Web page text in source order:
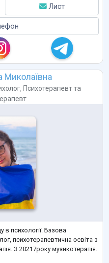
Лист
Миколаївна
, Психотерапевтта
в психології. Базова
психотерапевтична освіта з
З 20217року музикотерапія.